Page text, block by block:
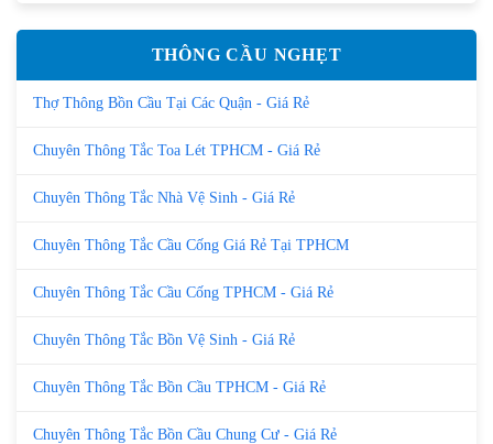
THÔNG CẦU NGHẸT
Thợ Thông Bồn Cầu Tại Các Quận - Giá Rẻ
Chuyên Thông Tắc Toa Lét TPHCM - Giá Rẻ
Chuyên Thông Tắc Nhà Vệ Sinh - Giá Rẻ
Chuyên Thông Tắc Cầu Cống Giá Rẻ Tại TPHCM
Chuyên Thông Tắc Cầu Cống TPHCM - Giá Rẻ
Chuyên Thông Tắc Bồn Vệ Sinh - Giá Rẻ
Chuyên Thông Tắc Bồn Cầu TPHCM - Giá Rẻ
Chuyên Thông Tắc Bồn Cầu Chung Cư - Giá Rẻ